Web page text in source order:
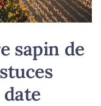
sapin de